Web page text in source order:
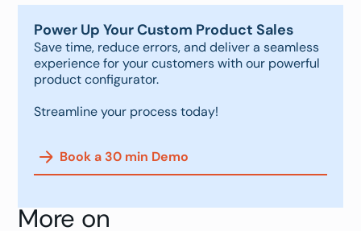
Power Up Your Custom Product Sales
Save time, reduce errors, and deliver a seamless
experience for your customers with our powerful
product configurator.
Streamline your process today!
Book a 30 min Demo
More on